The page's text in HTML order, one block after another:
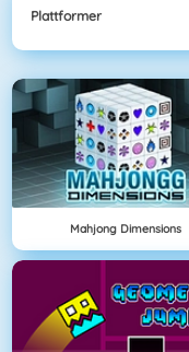
Plattformer
Mahjong Dimensions